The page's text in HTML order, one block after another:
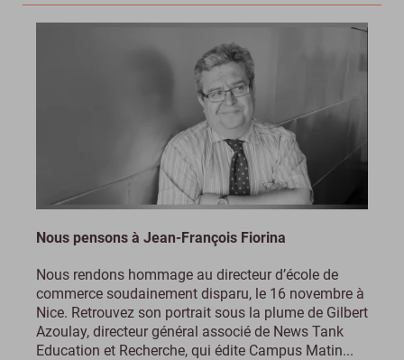
Nous pensons à Jean-François Fiorina
Nous rendons hommage au directeur d’école de
commerce soudainement disparu, le 16 novembre à
Nice. Retrouvez son portrait sous la plume de Gilbert
Azoulay, directeur général associé de News Tank
Education et Recherche, qui édite Campus Matin...